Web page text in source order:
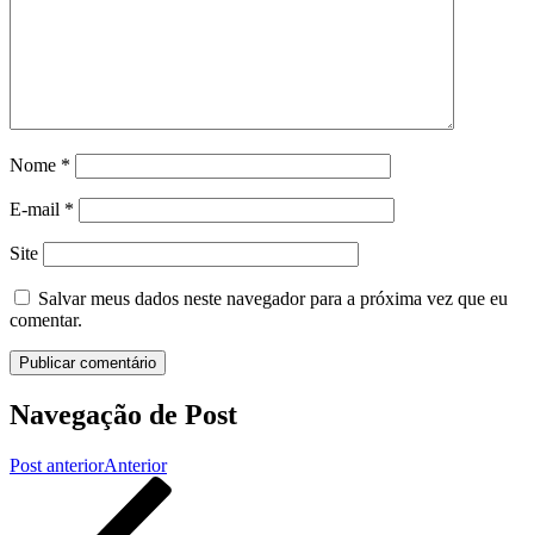
Nome *
E-mail *
Site
Salvar meus dados neste navegador para a próxima vez que eu
comentar.
Navegação de Post
Post anteriorAnterior